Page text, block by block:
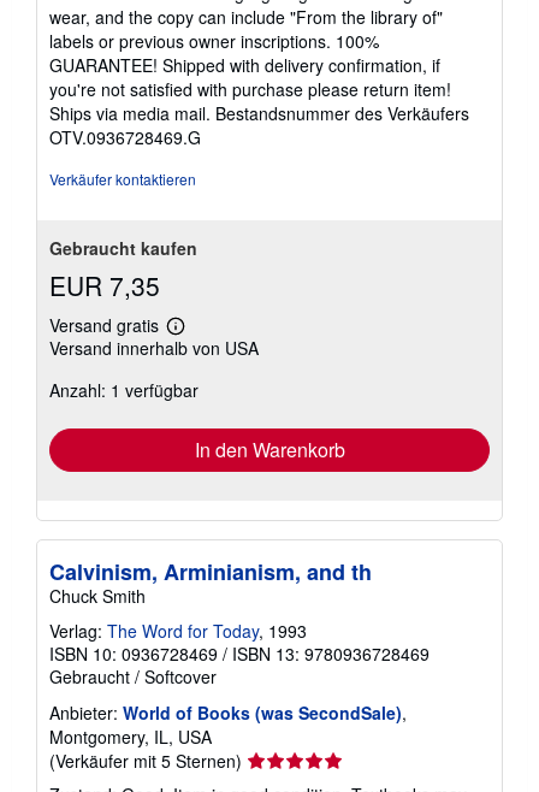
wear, and the copy can include "From the library of"
labels or previous owner inscriptions. 100%
GUARANTEE! Shipped with delivery confirmation, if
you're not satisfied with purchase please return item!
Ships via media mail. Bestandsnummer des Verkäufers
OTV.0936728469.G
Verkäufer kontaktieren
Gebraucht kaufen
EUR 7,35
Versand gratis
Weitere
Informationen
Versandkosten
Versand innerhalb von USA
Anzahl: 1 verfügbar
In den Warenkorb
Calvinism, Arminianism, and th
Chuck Smith
Verlag: The Word for Today, 1993
ISBN 10: 0936728469 / ISBN 13: 9780936728469
Gebraucht / Softcover
Anbieter: World of Books (was SecondSale),
Montgomery, IL, USA
(Verkäufer mit 5 Sternen) Verkäuferbewertung